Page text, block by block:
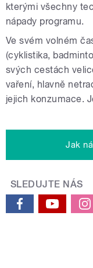
kterými všechny
nápady programu.
Ve svém volném
(cyklistika,
svých cestách
vaření, hlavně
jejich konzumace.
Jak
SLEDUJTE NÁS